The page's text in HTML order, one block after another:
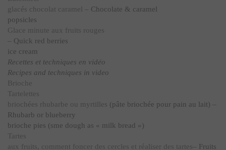
glacés chocolat caramel – Chocolate & caramel
popsicles
Glace minute aux fruits rouges
– Quick red berries
ice cream
Recettes et techniques en vidéo
Recipes and techniques in video
Brioche
Tartelettes
briochées rhubarbe ou myrtilles (pâte briochée pour pain au lait) –
Rhubarb or blueberry
brioche pies (sme dough as « milk bread »)
Tartes
aux fruits, comment foncer des cercles et réaliser des tartes– Fruits